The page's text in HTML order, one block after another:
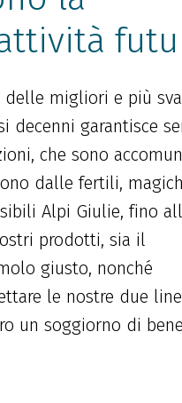
migliori e più
decenni garantisce
che sono
dalle fertili,
Alpi Giulie, fino
prodotti, sia il
giusto, nonché
le nostre due
un soggiorno di